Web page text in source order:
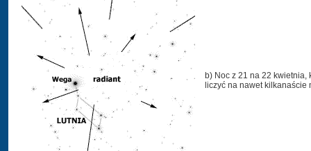
b) Noc z 21 na 22 kwietnia,
liczyć na nawet kilkanaście